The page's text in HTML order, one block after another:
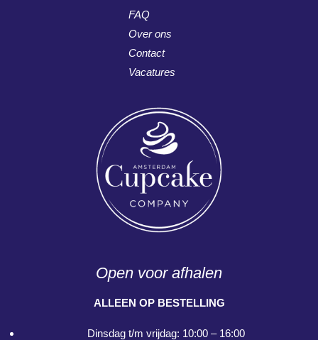
FAQ
Over ons
Contact
Vacatures
Open voor afhalen
ALLEEN OP BESTELLING
Dinsdag t/m vrijdag: 10:00 – 16:00